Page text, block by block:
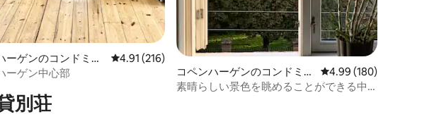
ーゲンのコンドミニ
レビュー216件、5つ星中4.91つ星の平均評価
4.91 (216)
ーゲン中心部
コペンハーゲンのコンドミニ
アム
レビュー180件、5つ
4.99 (180)
素晴らしい景色を眺めることができる中
別荘